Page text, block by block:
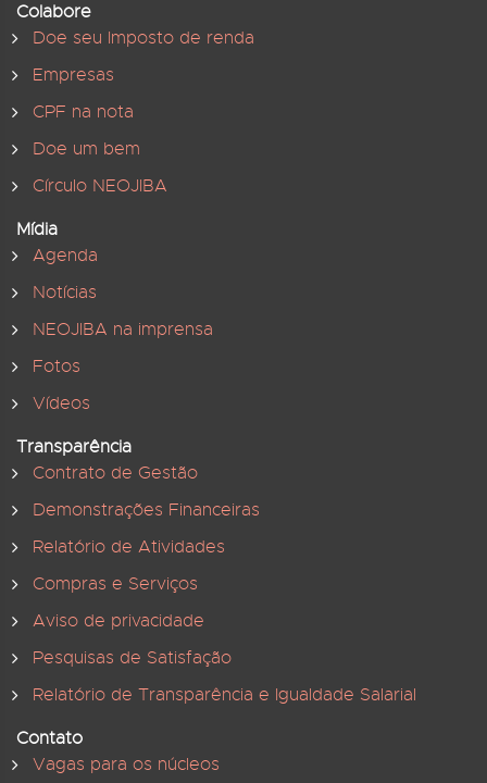
Colabore
Doe seu Imposto de renda
Empresas
CPF na nota
Doe um bem
Círculo NEOJIBA
Mídia
Agenda
Notícias
NEOJIBA na imprensa
Fotos
Vídeos
Transparência
Contrato de Gestão
Demonstrações Financeiras
Relatório de Atividades
Compras e Serviços
Aviso de privacidade
Pesquisas de Satisfação
Relatório de Transparência e Igualdade Salarial
Contato
Vagas para os núcleos